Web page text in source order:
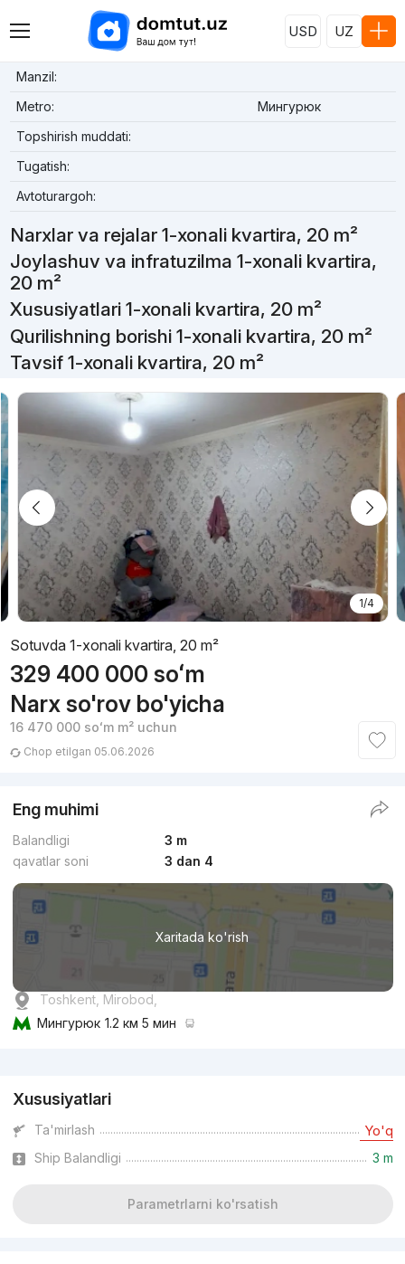
USD UZ
Manzil:
Metro:
Мингурюк
Topshirish muddati:
Tugatish:
Avtoturargoh:
Narxlar va rejalar 1-xonali kvartira, 20 m²
Joylashuv va infratuzilma 1-xonali kvartira,
20 m²
Xususiyatlari 1-xonali kvartira, 20 m²
Qurilishning borishi 1-xonali kvartira, 20 m²
Tavsif 1-xonali kvartira, 20 m²
1/4
Sotuvda 1-xonali kvartira, 20 m²
329 400 000 soʻm
Narx so'rov bo'yicha
16 470 000 soʻmm² uchun
Chop etilgan 05.06.2026
Eng muhimi
Balandligi
3 m
qavatlar soni
3 dan 4
Xaritada ko'rish
Toshkent, Mirobod,
Мингурюк 1.2 км 5 мин
Xususiyatlari
Ta'mirlash Yo'q
Ship Balandligi 3 m
Parametrlarni ko'rsatish